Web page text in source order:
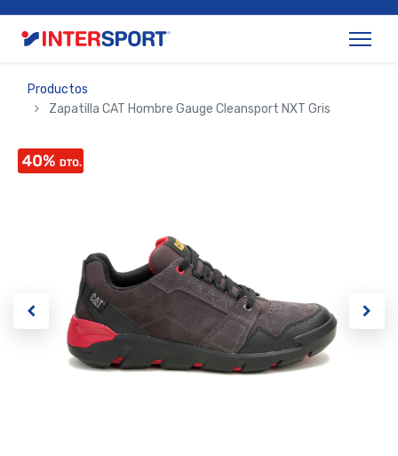
Productos
Zapatilla CAT Hombre Gauge Cleansport NXT Gris